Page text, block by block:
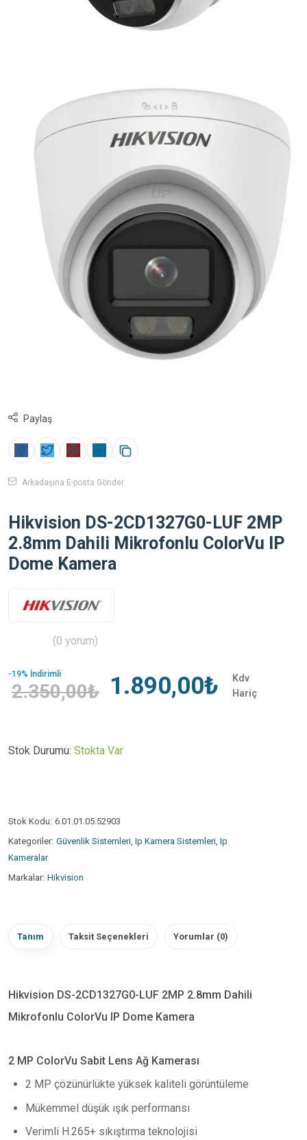
Paylaş
Arkadaşına E-posta Gönder
Hikvision DS-2CD1327G0-LUF 2MP
2.8mm Dahili Mikrofonlu ColorVu IP
Dome Kamera
(0 yorum)
-19% İndirimli
2.350,00₺ 1.890,00₺
Kdv
Hariç
Stok Durumu: Stokta Var
Stok Kodu: 6.01.01.05.52903
Kategoriler: Güvenlik Sistemleri, Ip Kamera Sistemleri, Ip
Kameralar
Markalar: Hikvision
Tanım Taksit Seçenekleri Yorumlar (0)
Hikvision DS-2CD1327G0-LUF 2MP 2.8mm Dahili
Mikrofonlu ColorVu IP Dome Kamera
2 MP ColorVu Sabit Lens Ağ Kamerası
2 MP çözünürlükte yüksek kaliteli görüntüleme
Mükemmel düşük ışık performansı
Verimli H.265+ sıkıştırma teknolojisi